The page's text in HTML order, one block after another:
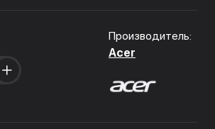
Производитель:
Acer